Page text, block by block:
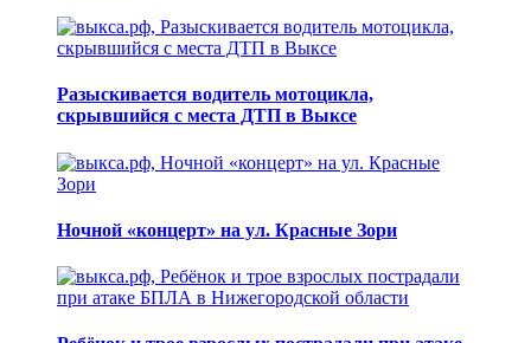
Разыскивается водитель мотоцикла,
скрывшийся с места ДТП в Выксе
Ночной «концерт» на ул. Красные Зори